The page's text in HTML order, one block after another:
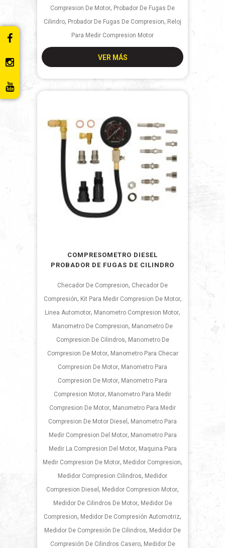
Compresion De Motor, Probador De Fugas De
Cilindro, Probador De Fugas De Compresion, Reloj
Para Medir Compresion Motor
VER MÁS
COMPRESOMETRO DIESEL
PROBADOR DE FUGAS DE CILINDRO
Checador De Compresion, Checador De
Compresión, Kit Para Medir Compresion De Motor,
Linea Automotor, Manometro Compresion Motor,
Manometro De Compresion, Manometro De
Compresion De Cilindros, Manometro De
Compresion De Motor, Manometro Para Checar
Compresion De Motor, Manometro Para
Compresion De Motor, Manometro Para
Compresion Motor, Manometro Para Medir
Compresion De Motor, Manometro Para Medir
Compresion De Motor Diesel , Manometro Para
Medir Compresion Del Motor, Manometro Para
Medir La Compresion Del Motor, Maquina Para
Medir Compresion De Motor, Medidor Compresion,
Medidor Compresion Cilindros, Medidor
Compresion Diesel , Medidor Compresion Motor,
Medidor De Cilindros De Motor, Medidor De
Compresion, Medidor De Compresión Automotriz,
Medidor De Compresión De Cilindros, Medidor De
Compresión De Cilindros Casero, Medidor De